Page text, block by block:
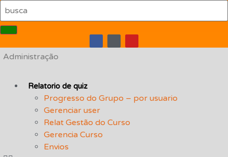
Administração
Relatorio de quiz
Progresso do Grupo – por usuario
Gerenciar user
Relat Gestão do Curso
Gerencia Curso
Envios